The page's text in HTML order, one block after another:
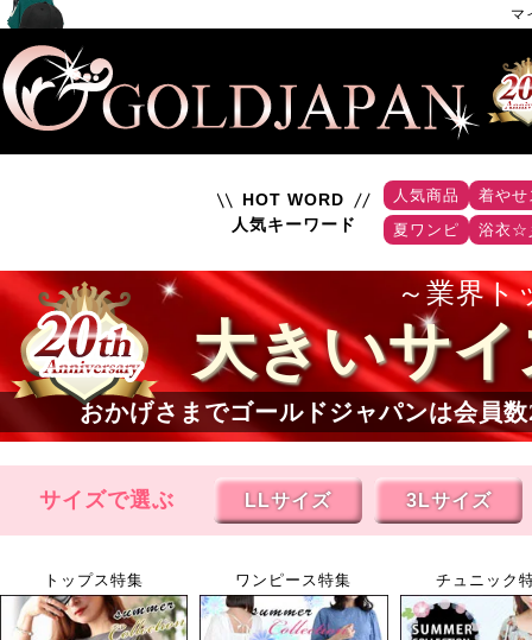
マ
HOT WORD
人気キーワード
人気商品
着やせ
夏ワンピ
浴衣☆
業界ト
大きいサ
おかげさまでゴールドジャパンは会員数
サイズで選ぶ LLサイズ 3Lサイズ
トップス特集 ワンピース特集 チュニック